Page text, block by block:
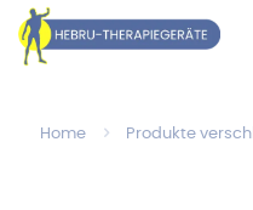
Home Produkte